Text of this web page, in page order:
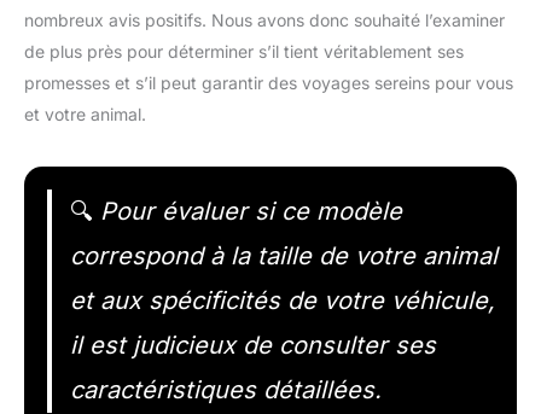
nombreux avis positifs. Nous avons donc souhaité l’examiner
de plus près pour déterminer s’il tient véritablement ses
promesses et s’il peut garantir des voyages sereins pour vous
et votre animal.
🔍 Pour évaluer si ce modèle
correspond à la taille de votre animal
et aux spécificités de votre véhicule,
il est judicieux de consulter ses
caractéristiques détaillées.